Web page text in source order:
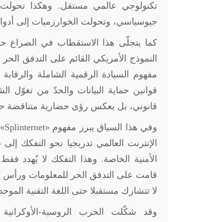
تكنولوجي عالمي مستقل. وهكذا تحولت
جيوسياسي، وتحولت الخوارزميات إلى
كما يتجلّى هذا الاستقطاب في الصراع
النموذج الأمريكي القائم على التدفق
مفهوم السيادة الرقمية الشاملة
قوانين حماية البيانات والحدّ من تغوّل
قانوني، بل يعكس رؤى حضارية متناقضة
وفي هذا السياق يبرز مفهوم «Splinternet»
الإنترنت العالمي تدريجيا نحو التفكك
الأمنية الخاصة. وهذا التفكك لا يُهدد
قامت على التدفق الحر للمعلومات ورأس
لا تتشارك مستقبلا حتى اللغة التقنية
وقد شكّلت الحرب الروسية-